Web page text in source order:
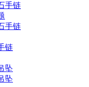
手链
手链
链
坠
坠